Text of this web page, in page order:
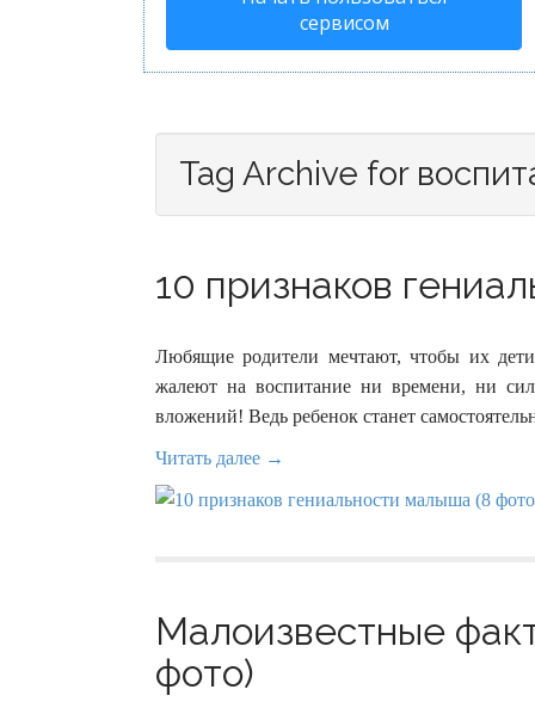
сервисом
Tag Archive for
10 признаков
Любящие родители мечтают, чтобы их
жалеют на воспитание ни времени, ни
вложений! Ведь ребенок станет
Читать далее →
Малоизвестные
фото)